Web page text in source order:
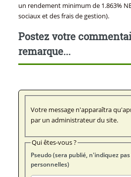
un rendement minimum de 1.863%
sociaux et des frais de gestion).
Postez votre
remarque...
Votre message n'apparaîtra
par un administrateur du site.
Qui êtes-vous ?
Pseudo (sera publié, n'indiquez
personnelles)